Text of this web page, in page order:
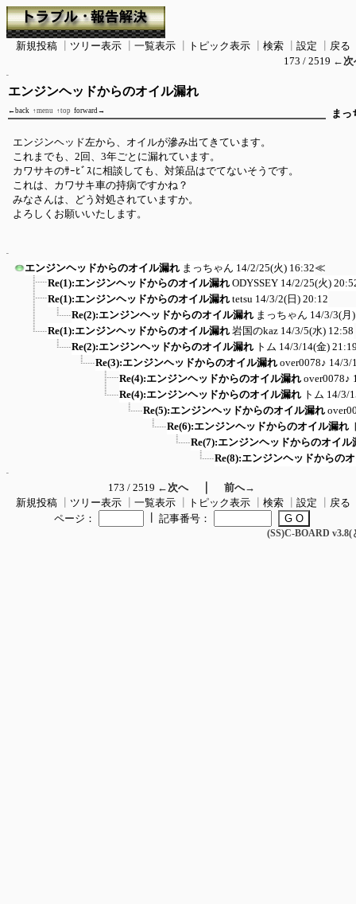
新規投稿 ツリー表示 一覧表示 トピック表示 検索 設定
戻る
173 / 2519 ←次
エンジンヘッドからのオイル漏れ
←back ↑menu ↑top forward→ まっ
エンジンヘッド左から、オイルが滲み出てきています。
これまでも、2回、3年ごとに漏れています。
カワサキのｻｰﾋﾞｽに相談しても、対策品はでてないそうです。
これは、カワサキ車の持病ですかね？
みなさんは、どう対処されていますか。
よろしくお願いいたします。
エンジンヘッドからのオイル漏れ まっちゃん 14/2/25(火) 16:32≪
Re(1):エンジンヘッドからのオイル漏れ ODYSSEY 14/2/25(火)
Re(1):エンジンヘッドからのオイル漏れ tetsu 14/3/2(日) 20:12
Re(2):エンジンヘッドからのオイル漏れ まっちゃん 14/3/3(月
Re(1):エンジンヘッドからのオイル漏れ 岩国のkaz 14/3/5(水) 12:58
Re(2):エンジンヘッドからのオイル漏れ トム 14/3/14(金)
Re(3):エンジンヘッドからのオイル漏れ over0078♪ 14/3/
Re(4):エンジンヘッドからのオイル漏れ over0078♪
Re(4):エンジンヘッドからのオイル漏れ トム 14/3/
Re(5):エンジンヘッドからのオイル漏れ
Re(6):エンジンヘッドからのオイル漏れ
Re(7):エンジンヘッドからのオイル
Re(8):エンジンヘッドからの
173 / 2519 ←次へ｜ 前へ→
新規投稿
ツリー表示 一覧表示 トピック表示 検索 設定
戻る
ページ：
記事番号：
(SS)C-BOARD v3.8(